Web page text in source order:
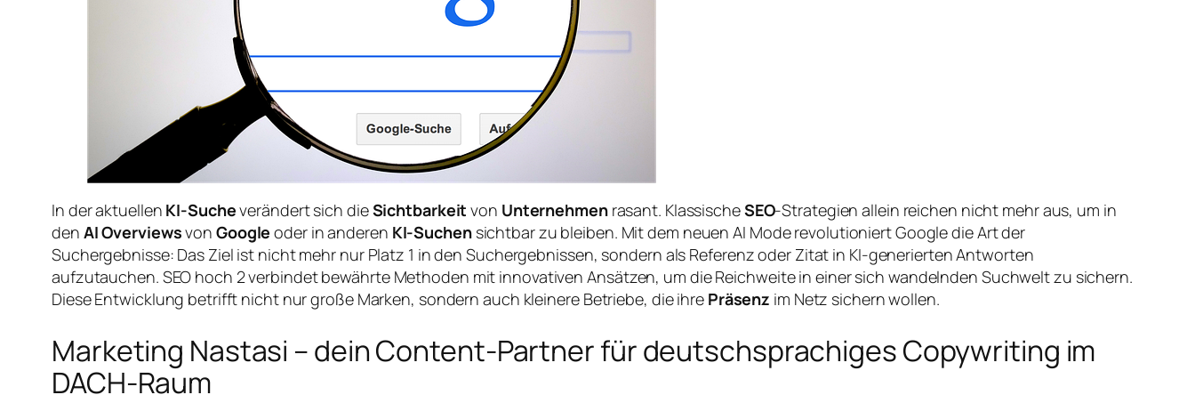
In der aktuellen KI-Sucheverändert sich dieSichtbarkeit von Unternehmenrasant. KlassischeSEO-Strategien allein reichen nicht mehr aus, um in
den AI Overviewsvon Google oder in anderen KI-Suchensichtbar zu bleiben. Mit dem neuen AI Mode revolutioniert Google die Art der
Suchergebnisse: Das Ziel ist nicht mehr nur Platz 1 in den Suchergebnissen, sondern als Referenz oder Zitat in KI-generierten Antworten
aufzutauchen. SEO hoch 2 verbindet bewährte Methoden mit innovativen Ansätzen, um die Reichweite in einer sich wandelnden Suchwelt zu sichern.
Diese Entwicklung betrifft nicht nur große Marken, sondern auch kleinere Betriebe, die ihre Präsenz im Netz sichern wollen.
Marketing Nastasi – dein Content-Partner für deutschsprachiges Copywriting im
DACH-Raum